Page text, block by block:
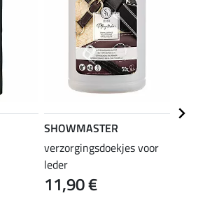
SHOWMASTER
verzorgingsdoekjes voor
leder
11,90 €